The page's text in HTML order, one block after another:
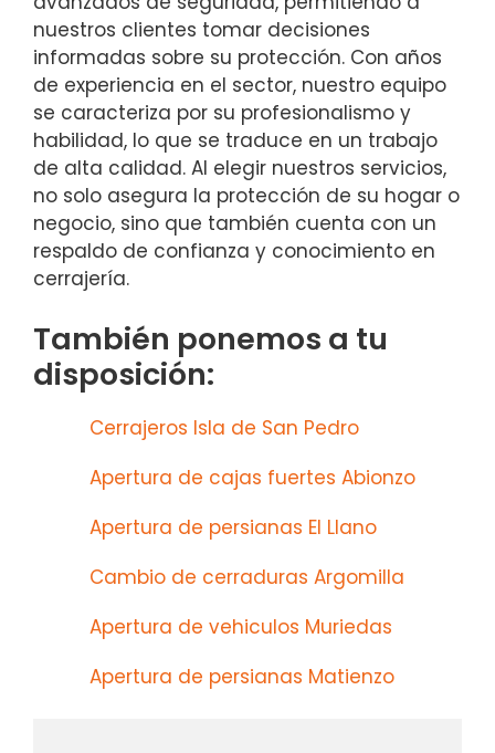
nuestros clientes tomar decisiones
informadas sobre su protección. Con años
de experiencia en el sector, nuestro equipo
se caracteriza por su profesionalismo y
habilidad, lo que se traduce en un trabajo
de alta calidad. Al elegir nuestros servicios,
no solo asegura la protección de su hogar o
negocio, sino que también cuenta con un
respaldo de confianza y conocimiento en
cerrajería.
También ponemos a tu
disposición:
Cerrajeros Isla de San Pedro
Apertura de cajas fuertes Abionzo
Apertura de persianas El Llano
Cambio de cerraduras Argomilla
Apertura de vehiculos Muriedas
Apertura de persianas Matienzo